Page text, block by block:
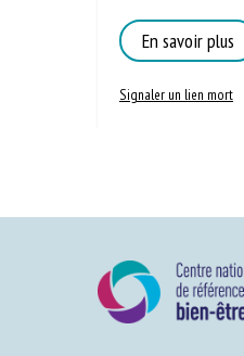
En savoir plus
Signaler un lien mort